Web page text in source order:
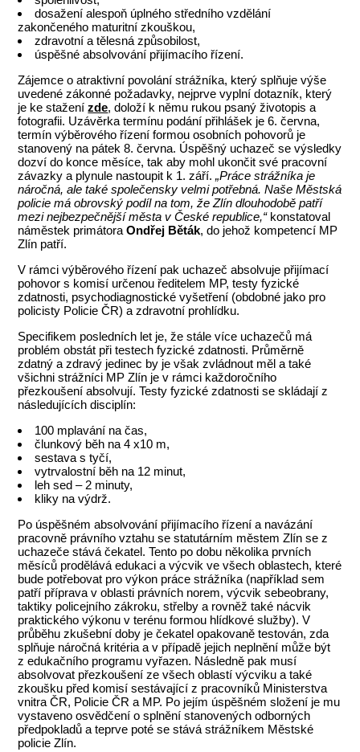
dosažení alespoň úplného středního vzdělání
zakončeného maturitní zkouškou,
zdravotní a tělesná způsobilost,
úspěšné absolvování přijímacího řízení.
Zájemce o atraktivní povolání strážníka, který splňuje výše
uvedené zákonné požadavky, nejprve vyplní dotazník, který
je ke staženízde, doloží k němu rukou psaný životopis a
fotografii. Uzávěrka termínu podání přihlášek je 6. června,
termín výběrového řízení formou osobních pohovorů je
stanovený na pátek 8. června. Úspěšný uchazeč se výsledky
dozví do konce měsíce, tak aby mohl ukončit své pracovní
závazky a plynule nastoupit k 1. září.„Práce strážníka je
náročná, ale také společensky velmi potřebná. Naše Městská
policie má obrovský podíl na tom, že Zlín dlouhodobě patří
mezi nejbezpečnější města v České republice,“konstatoval
náměstek primátoraOndřej Běták, do jehož kompetencí MP
Zlín patří.
V rámci výběrového řízení pak uchazeč absolvuje přijímací
pohovor s komisí určenou ředitelem MP, testy fyzické
zdatnosti, psychodiagnostické vyšetření (obdobné jako pro
policisty Policie ČR) a zdravotní prohlídku.
Specifikem posledních let je, že stále více uchazečů má
problém obstát při testech fyzické zdatnosti. Průměrně
zdatný a zdravý jedinec by je však zvládnout měl a také
všichni strážníci MP Zlín je v rámci každoročního
přezkoušení absolvují. Testy fyzické zdatnosti se skládají z
následujících disciplín:
100 mplavání na čas,
člunkový běh na 4 x10 m,
sestava s tyčí,
vytrvalostní běh na 12 minut,
leh sed – 2 minuty,
kliky na výdrž.
Po úspěšném absolvování přijímacího řízení a navázání
pracovně právního vztahu se statutárním městem Zlín se z
uchazeče stává čekatel. Tento po dobu několika prvních
měsíců prodělává edukaci a výcvik ve všech oblastech, které
bude potřebovat pro výkon práce strážníka (například sem
patří příprava v oblasti právních norem, výcvik sebeobrany,
taktiky policejního zákroku, střelby a rovněž také nácvik
praktického výkonu v terénu formou hlídkové služby). V
průběhu zkušební doby je čekatel opakovaně testován, zda
splňuje náročná kritéria a v případě jejich neplnění může být
z edukačního programu vyřazen. Následně pak musí
absolvovat přezkoušení ze všech oblastí výcviku a také
zkoušku před komisí sestávající z pracovníků Ministerstva
vnitra ČR, Policie ČR a MP. Po jejím úspěšném složení je mu
vystaveno osvědčení o splnění stanovených odborných
předpokladů a teprve poté se stává strážníkem Městské
policie Zlín.